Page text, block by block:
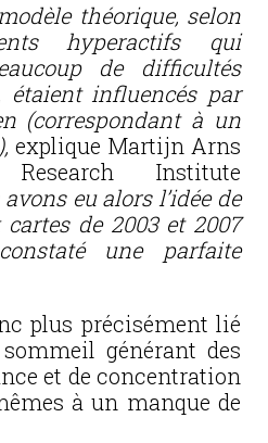
théorique, selon
hyperactifs qui
de difficultés
étaient influencés par
(correspondant à un
explique Martijn Arns
Institute
eu alors l’idée de
de 2003 et 2007
une parfaite
plus précisément lié
générant des
et de concentration
à un manque de